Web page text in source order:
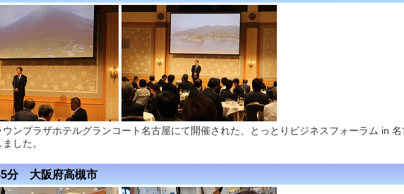
ウンプラザホテルグランコート名古屋にて開催された、とっとりビジネスフォーラム in 名
した。
分 大阪府高槻市